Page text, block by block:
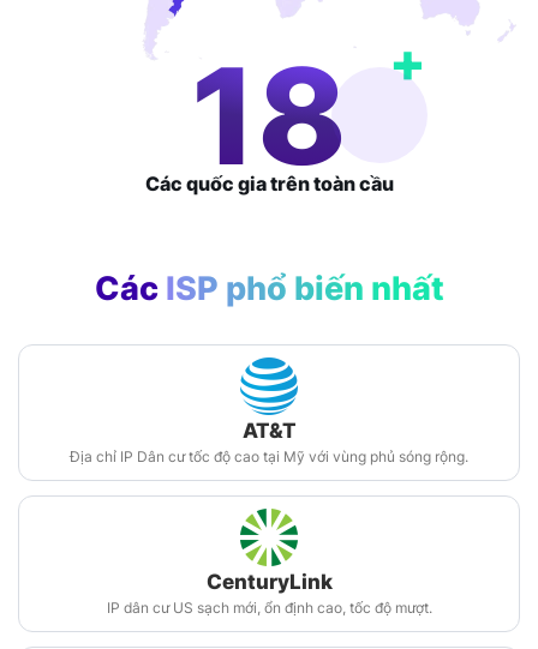
29 +
Các quốc giatrên toàn cầu
Các ISP phổ biến nhất
AT&T
Địa chỉ IP Dân cư tốc độ cao tại Mỹ với vùng phủ sóng rộng.
CenturyLink
IP dân cư US sạch mới, ổn định cao, tốc độ mượt.